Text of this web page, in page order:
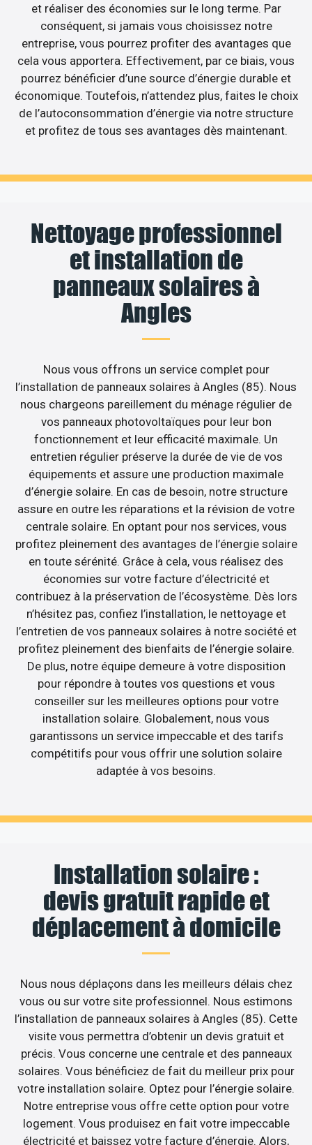
et réaliser des économies sur le long terme. Par
conséquent, si jamais vous choisissez notre
entreprise, vous pourrez profiter des avantages que
cela vous apportera. Effectivement, par ce biais, vous
pourrez bénéficier d’une source d’énergie durable et
économique. Toutefois, n’attendez plus, faites le choix
de l’autoconsommation d’énergie via notre structure
et profitez de tous ses avantages dès maintenant.
Nettoyage professionnel
et installation de
panneaux solaires à
Angles
Nous vous offrons un service complet pour
l’installation de panneaux solaires à Angles (85). Nous
nous chargeons pareillement du ménage régulier de
vos panneaux photovoltaïques pour leur bon
fonctionnement et leur efficacité maximale. Un
entretien régulier préserve la durée de vie de vos
équipements et assure une production maximale
d’énergie solaire. En cas de besoin, notre structure
assure en outre les réparations et la révision de votre
centrale solaire. En optant pour nos services, vous
profitez pleinement des avantages de l’énergie solaire
en toute sérénité. Grâce à cela, vous réalisez des
économies sur votre facture d’électricité et
contribuez à la préservation de l’écosystème. Dès lors
n’hésitez pas, confiez l’installation, le nettoyage et
l’entretien de vos panneaux solaires à notre société et
profitez pleinement des bienfaits de l’énergie solaire.
De plus, notre équipe demeure à votre disposition
pour répondre à toutes vos questions et vous
conseiller sur les meilleures options pour votre
installation solaire. Globalement, nous vous
garantissons un service impeccable et des tarifs
compétitifs pour vous offrir une solution solaire
adaptée à vos besoins.
Installation solaire :
devis gratuit rapide et
déplacement à domicile
Nous nous déplaçons dans les meilleurs délais chez
vous ou sur votre site professionnel. Nous estimons
l’installation de panneaux solaires à Angles (85). Cette
visite vous permettra d’obtenir un devis gratuit et
précis. Vous concerne une centrale et des panneaux
solaires. Vous bénéficiez de fait du meilleur prix pour
votre installation solaire. Optez pour l’énergie solaire.
Notre entreprise vous offre cette option pour votre
logement. Vous produisez en fait votre impeccable
électricité et baissez votre facture d’énergie. Alors,